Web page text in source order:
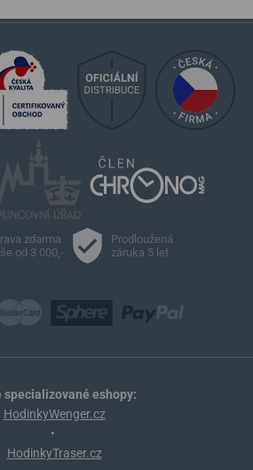
zdarma
od 3 000,-
Prodloužená
záruka 5 let
specializované eshopy:
HodinkyWenger.cz
•
HodinkyTraser.cz